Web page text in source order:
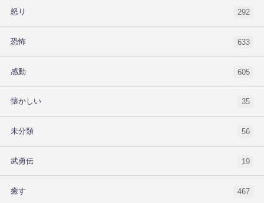
怒り 292
恐怖 633
感動 605
懐かしい 35
未分類 56
武勇伝 19
癒す 467